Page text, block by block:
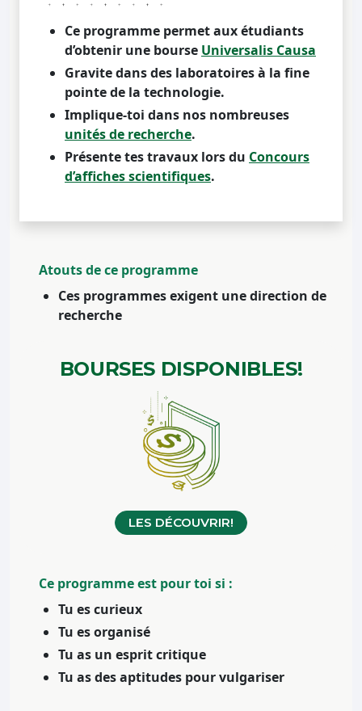
Ce programme permet aux étudiants
d’obtenir une bourse Universalis Causa
Gravite dans des laboratoires à la fine
pointe de la technologie.
Implique-toi dans nos nombreuses
unités de recherche.
Présente tes travaux lors du Concours
d’affiches scientifiques.
Atouts de ce programme
Ces programmes exigent une direction de
recherche
BOURSES DISPONIBLES!
LES DÉCOUVRIR!
Ce programme est pour toi si :
Tu es curieux
Tu es organisé
Tu as un esprit critique
Tu as des aptitudes pour vulgariser